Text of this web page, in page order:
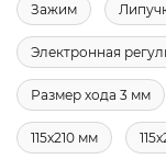
Зажим
Электронная
Размер хода 3 мм
115x210 мм